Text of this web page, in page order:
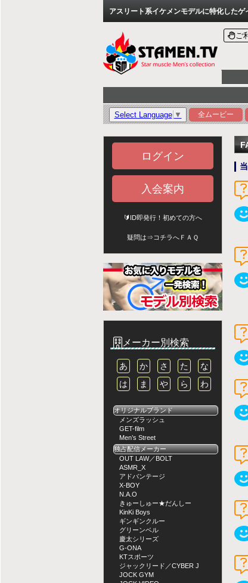
アスリート系イケメンモデルに特化したゲ
ご
Select Language ▼ 全ムービー
ログイン
入会案内
🔰ID即発行！初めての方へ
疑問は⇒ コチラへＦＡＱ
メーカー別検索
あ か さ た
な
は
ま や ら わ
オリジナルブランド
メンズラッシュ
GET-film
Men’s Street
独占配信メーカー
OUT LAW／BOLT
ASMR_X
アドバンテージ
X-BOY
N.A.O
きゅーしゅー★だんしー
KinKi Boys
ギンギンクルー
グリーンベル
慶太シリーズ
G-ONA
KTスポーツ
ジャックリード／CYBER J
JOCK GYM